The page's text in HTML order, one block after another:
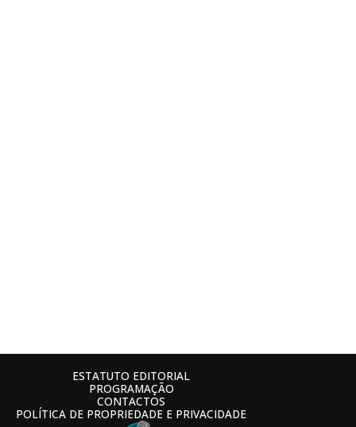
ESTATUTO EDITORIAL
PROGRAMAÇÃO
CONTACTOS
POLÍTICA DE PROPRIEDADE E PRIVACIDADE